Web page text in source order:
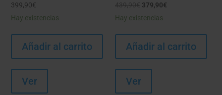
399,90€
Hay existencias
Añadir al carrito
Ver
El
precio
era:
439,90€.
379,90€
es:
379,90€.
Hay existencias
Añadir al carrito
Ver